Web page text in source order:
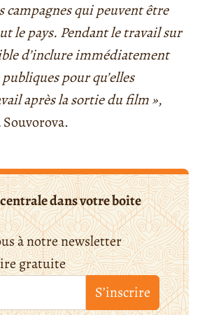
campagnes qui peuvent être
le pays. Pendant le travail sur
d’inclure immédiatement
pour qu’elles
après la sortie du film »,
centrale dans votre boite
à notre newsletter
gratuite
S’inscrire